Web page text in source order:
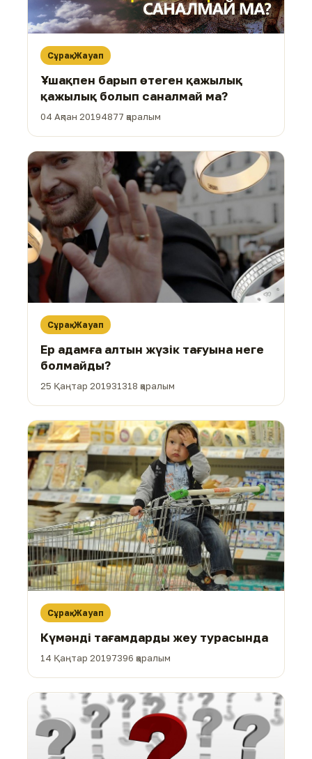
Сұрақ-Жауап
Ұшақпен барып өтеген қажылық
қажылық болып саналмай ма?
04 Ақпан 20194877 қаралым
Сұрақ-Жауап
Ер адамға алтын жүзік тағуына неге
болмайды?
25 Қаңтар 201931318 қаралым
Сұрақ-Жауап
Күмәнді тағамдарды жеу турасында
14 Қаңтар 20197396 қаралым